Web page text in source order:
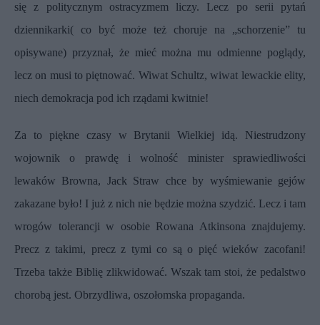
się z politycznym ostracyzmem liczy. Lecz po serii pytań
dziennikarki( co być może też choruje na „schorzenie” tu
opisywane) przyznał, że mieć można mu odmienne poglądy,
lecz on musi to piętnować. Wiwat Schultz, wiwat lewackie elity,
niech demokracja pod ich rządami kwitnie!
Za to piękne czasy w Brytanii Wielkiej idą. Niestrudzony
wojownik o prawdę i wolność minister sprawiedliwości
lewaków Browna, Jack Straw chce by wyśmiewanie gejów
zakazane było! I już z nich nie będzie można szydzić. Lecz i tam
wrogów tolerancji w osobie Rowana Atkinsona znajdujemy.
Precz z takimi, precz z tymi co są o pięć wieków zacofani!
Trzeba także Biblię zlikwidować. Wszak tam stoi, że pedalstwo
chorobą jest. Obrzydliwa, oszołomska propaganda.